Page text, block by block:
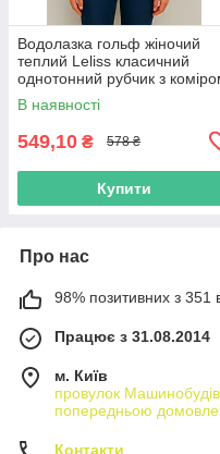
Водолазка гольф жіночий
теплий Leliss класичний
однотонний рубчик з
стійка бордовий
В наявності
549,10 ₴ 578 ₴
Купити
Про нас
98% позитивних з 351
Працює з 31.08.2014
м. Київ
провулок
попередньою
Контакти